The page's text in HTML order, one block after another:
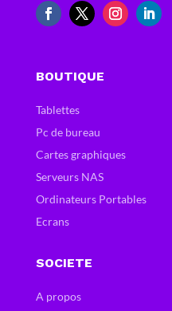
BOUTIQUE
Tablettes
Pc de bureau
Cartes graphiques
Serveurs NAS
Ordinateurs Portables
Ecrans
SOCIETE
A propos